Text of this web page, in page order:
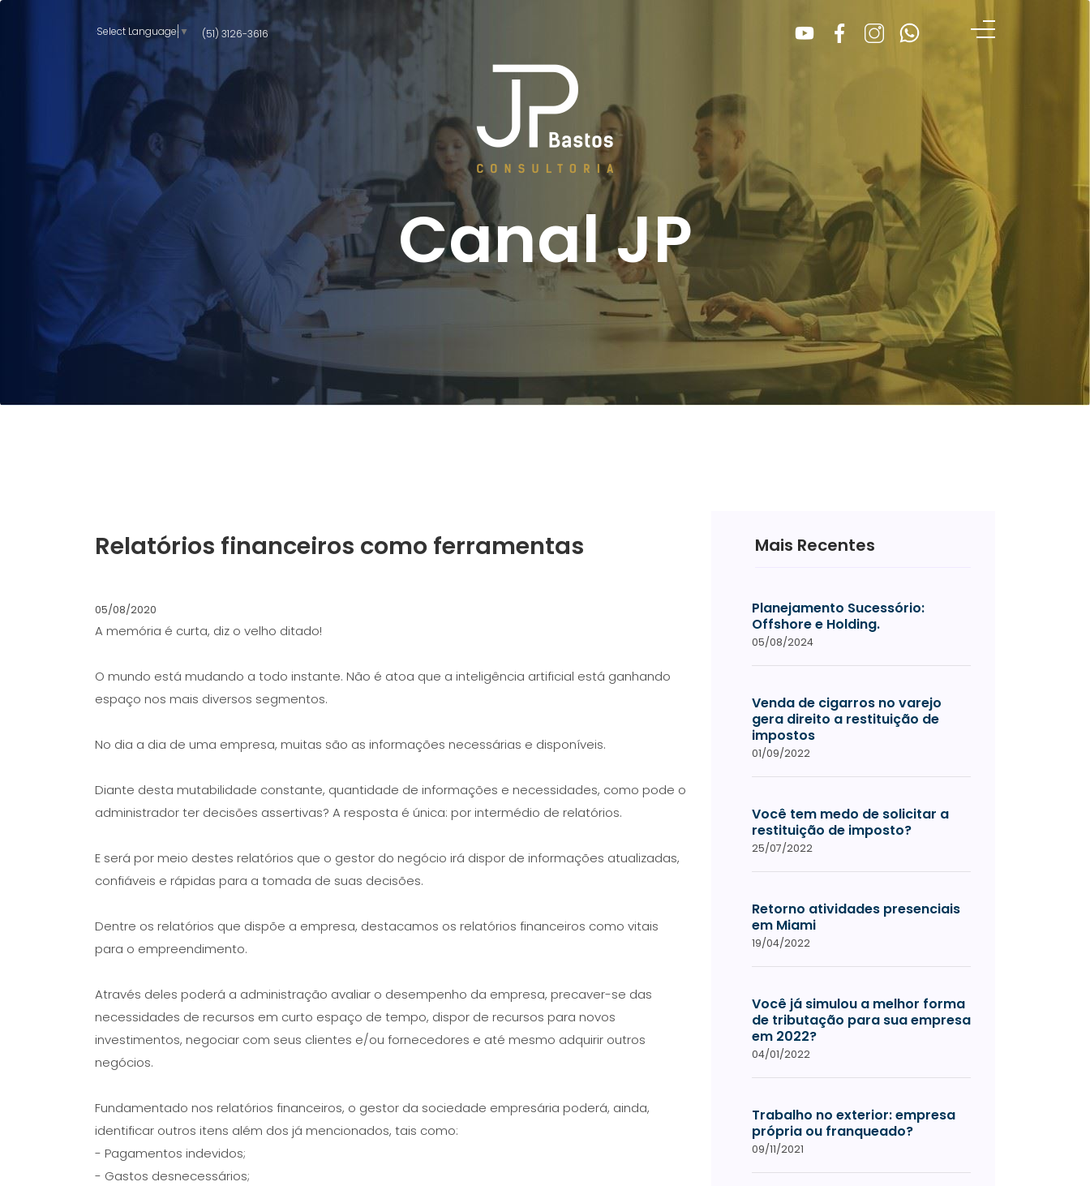
Select Language ▼ (51) 3126-3616
Canal JP
Relatórios financeiros como ferramentas
05/08/2020
A memória é curta, diz o velho ditado!
O mundo está mudando a todo instante. Não é atoa que a inteligência artificial está ganhando
espaço nos mais diversos segmentos.
No dia a dia de uma empresa, muitas são as informações necessárias e disponíveis.
Diante desta mutabilidade constante, quantidade de informações e necessidades, como pode o
administrador ter decisões assertivas? A resposta é única: por intermédio de relatórios.
E será por meio destes relatórios que o gestor do negócio irá dispor de informações atualizadas,
confiáveis e rápidas para a tomada de suas decisões.
Dentre os relatórios que dispõe a empresa, destacamos os relatórios financeiros como vitais
para o empreendimento.
Através deles poderá a administração avaliar o desempenho da empresa, precaver-se das
necessidades de recursos em curto espaço de tempo, dispor de recursos para novos
investimentos, negociar com seus clientes e/ou fornecedores e até mesmo adquirir outros
negócios.
Fundamentado nos relatórios financeiros, o gestor da sociedade empresária poderá, ainda,
identificar outros itens além dos já mencionados, tais como:
- Pagamentos indevidos;
- Gastos desnecessários;
Mais Recentes
Planejamento Sucessório:
Offshore e Holding.
05/08/2024
Venda de cigarros no varejo
gera direito a restituição de
impostos
01/09/2022
Você tem medo de solicitar a
restituição de imposto?
25/07/2022
Retorno atividades presenciais
em Miami
19/04/2022
Você já simulou a melhor forma
de tributação para sua empresa
em 2022?
04/01/2022
Trabalho no exterior: empresa
própria ou franqueado?
09/11/2021